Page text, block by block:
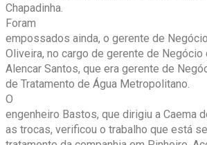
Chapadinha.
Foram
empossados ainda, o gerente de
Oliveira, no cargo de gerente de
Alencar Santos, que era gerente de
de Tratamento de Água Metropolitano.
O
engenheiro Bastos, que dirigiu a Caema
as trocas, verificou o trabalho que está